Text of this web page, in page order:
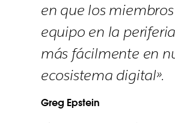
en que los
equipo en la
más fácilmente en
ecosistema digital».
Greg Epstein